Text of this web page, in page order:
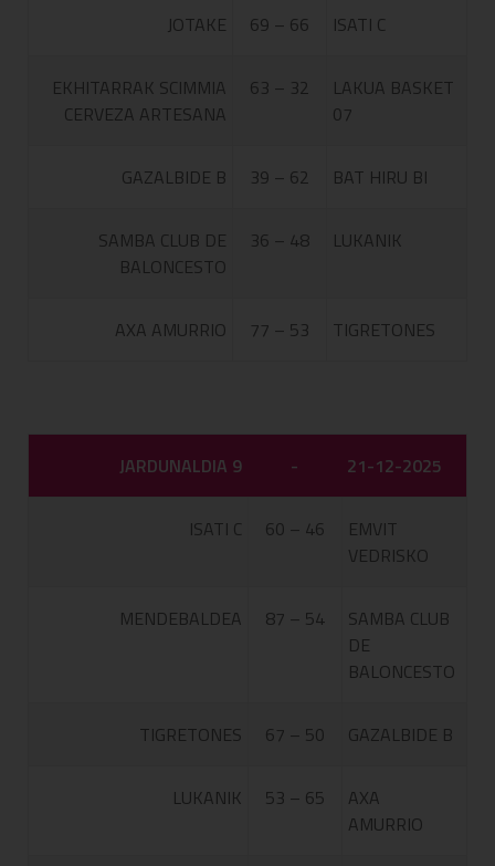
JOTAKE 69 – 66 ISATI C
EKHITARRAK SCIMMIA
CERVEZA ARTESANA
63 – 32
LAKUA BASKET
07
GAZALBIDE B 39 – 62 BAT HIRU BI
SAMBA CLUB DE
BALONCESTO
36 – 48 LUKANIK
AXA AMURRIO 77 – 53 TIGRETONES
JARDUNALDIA 9 - 21-12-2025
ISATI C 60 – 46
EMVIT
VEDRISKO
MENDEBALDEA 87 – 54
SAMBA CLUB
DE
BALONCESTO
TIGRETONES 67 – 50 GAZALBIDE B
LUKANIK 53 – 65
AXA
AMURRIO